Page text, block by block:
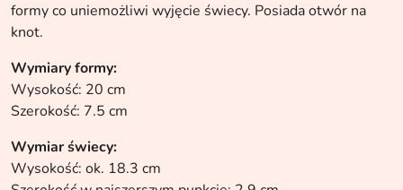
formy co uniemożliwi wyjęcie świecy. Posiada otwór na
knot.
Wymiary formy:
Wysokość: 20 cm
Szerokość: 7.5 cm
Wymiar świecy:
Wysokość: ok. 18.3 cm